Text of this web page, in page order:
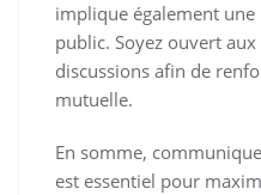
implique également
public. Soyez ouvert
discussions afin de
mutuelle.
En somme,
est essentiel pour